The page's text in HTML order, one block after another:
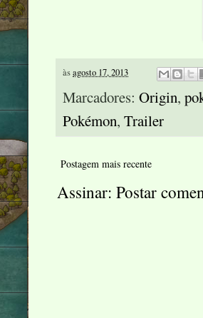
àsagosto 17, 2013
Marcadores: Origin,
Pokémon, Trailer
Postagem mais recente
Assinar: Postar